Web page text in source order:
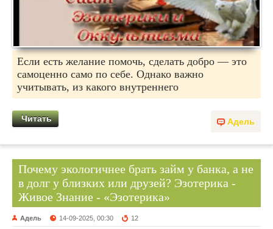
Если есть желание помочь, сделать добро — это
самоценно само по себе. Однако важно
учитывать, из какого внутреннего
Адель
Читать
Почему экологичнее брать займ у банка, а не
в долг у близких или друзей?⁠⁠ Эзотерика -
Живое Знание - «Эзотерика»
Адель 14-09-2025, 00:30 12